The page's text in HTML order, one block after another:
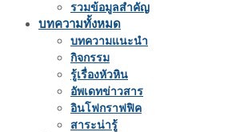
รวมข้อมูลสำคัญ
บทความทั้งหมด
บทความแนะนำ
กิจกรรม
รู้เรื่องหัวหิน
อัพเดทข่าวสาร
อินโฟกราฟฟิค
สาระน่ารู้